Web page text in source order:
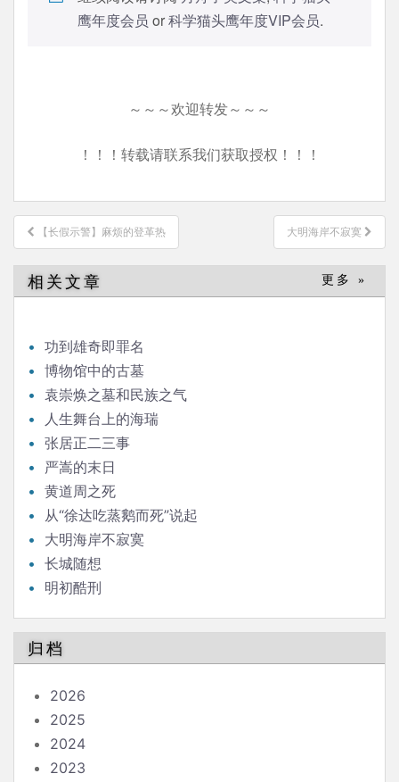
鹰年度会员 or科学猫头鹰年度VIP会员.
～～～欢迎转发～～～
！！！转载请联系我们获取授权！！！
文
章
导
航
【长假示警】麻烦的登革热 大明海岸不寂寞
相关文章 更多 »
功到雄奇即罪名
博物馆中的古墓
袁崇焕之墓和民族之气
人生舞台上的海瑞
张居正二三事
严嵩的末日
黄道周之死
从“徐达吃蒸鹅而死”说起
大明海岸不寂寞
长城随想
明初酷刑
归档
2026
2025
2024
2023